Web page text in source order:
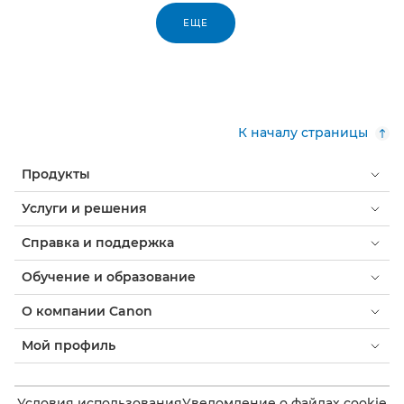
ЕЩЕ
К началу страницы
Продукты
Услуги и решения
Справка и поддержка
Обучение и образование
О компании Canon
Мой профиль